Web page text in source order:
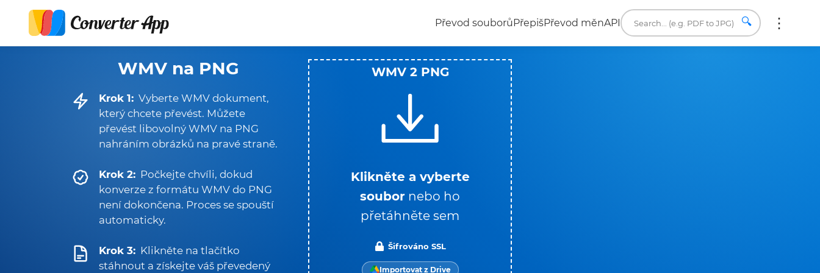
Převod souborůPřepišPřevod měnAPI 🔍
WMV na PNG
Krok 1: Vyberte WMV dokument,
který chcete převést. Můžete
převést libovolný WMV na PNG
nahráním obrázků na pravé straně.
Krok 2: Počkejte chvíli, dokud
konverze z formátu WMV do PNG
není dokončena. Proces se spouští
automaticky.
Krok 3: Klikněte na tlačítko
stáhnout a získejte váš převedený
WMV 2 PNG
Klikněte a vyberte
soubor nebo ho
přetáhněte sem
Šifrováno SSL
Importovat z Drive